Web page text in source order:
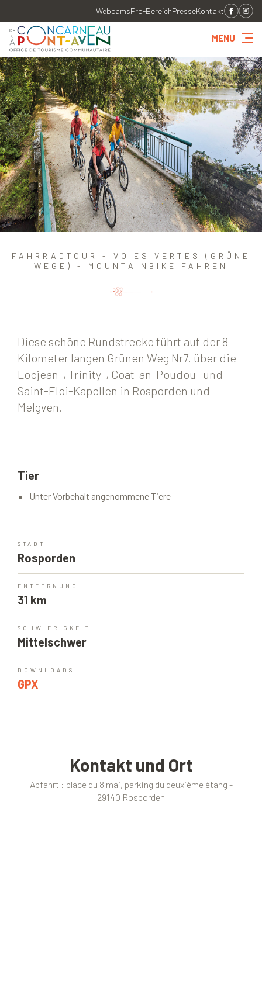
WebcamsPro-BereichPresseKontakt
MENU
FAHRRADTOUR - VOIES VERTES (GRÜNE
WEGE) - MOUNTAINBIKE FAHREN
Diese schöne Rundstrecke führt auf der 8
Kilometer langen Grünen Weg Nr7. über die
Locjean-, Trinity-, Coat-an-Poudou- und
Saint-Eloi-Kapellen in Rosporden und
Melgven.
Tier
Unter Vorbehalt angenommene Tiere
STADT
Rosporden
ENTFERNUNG
31 km
SCHWIERIGKEIT
Mittelschwer
DOWNLOADS
GPX
Kontakt und Ort
Abfahrt : place du 8 mai, parking du deuxième étang -
29140 Rosporden